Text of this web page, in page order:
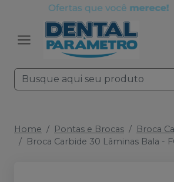
Home Pontas e Brocas
Broca
Broca Carbide 30 Lâminas Bala -